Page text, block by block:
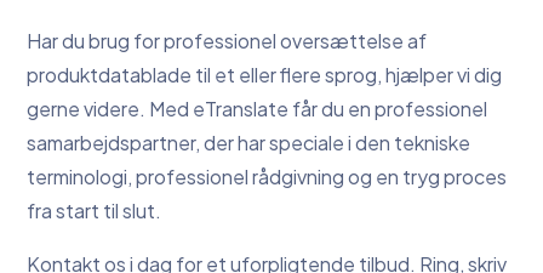
Har du brug for professionel oversættelse af
produktdatablade til et eller flere sprog, hjælper vi dig
gerne videre. Med eTranslate får du en professionel
samarbejdspartner, der har speciale i den tekniske
terminologi, professionel rådgivning og en tryg proces
fra start til slut.
Kontakt os i dag for et uforpligtende tilbud. Ring, skriv